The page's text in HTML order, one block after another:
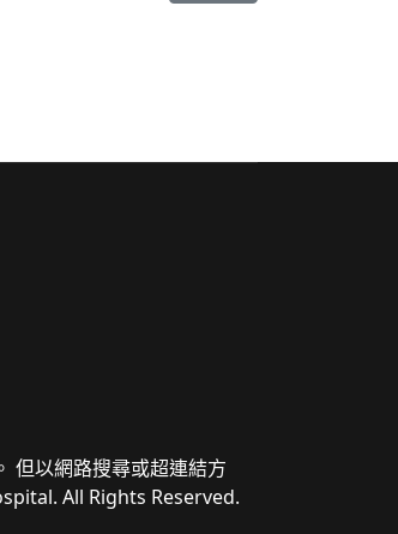
但以網路搜尋或超連結方
All Rights Reserved.